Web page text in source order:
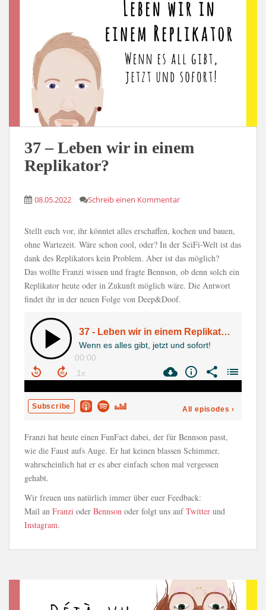
37 – Leben wir in einem
Replikator?
08.05.2022 Schreib einen Kommentar
Stellt euch vor, ihr könntet alles erschaffen, kochen und bauen,
ohne Wartezeit. Wäre schon cool, oder? In der SciFi-Welt ist das
dank des Replikators kein Problem. Aber ist das möglich?
Das wollte Franzi wissen und fragte Bennson, ob denn solch ein
Replikator heute oder in Zukunft möglich wäre. Die Antwort
findet ihr in der neuen Folge von Deep&Doof.
Franzi hat heute einen FunFact dabei, der für Bennson passt,
wie die Faust aufs Auge. Er hat keinen blassen Schimmer,
wahrscheinlich hat er es aber einfach schon mal vergessen
gehabt.
Wir freuen uns natürlich immer über euer Feedback:
Mail an Franzi oder Bennson oder folgt uns aufTwitter und
Instagram.